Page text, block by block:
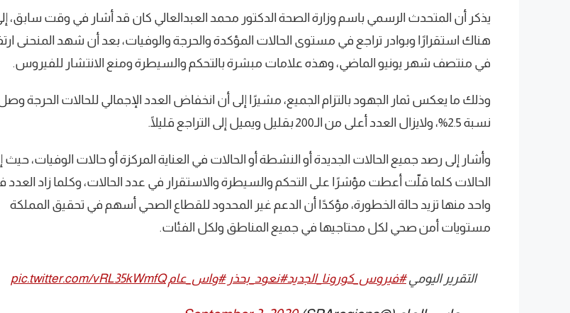
يذكر أن المتحدث الرسمي باسم وزارة الصحة الدكتور محمد العبدالعالي كان قد أشار في وقت سابق،
هناك استقرارًا وبوادر تراجع في مستوى الحالات المؤكدة والحرجة والوفيات، بعد أن شهد المنحنى
في منتصف شهر يونيو الماضي، وهذه علامات مبشرة بالتحكم والسيطرة ومنع الانتشار للفيروس.
وذلك ما يعكس ثمار الجهود بالتزام الجميع، مشيرًا إلى أن انخفاض العدد الإجمالي للحالات الحرجة
نسبة 2.5%، ولايزال العدد أعلى من الـ200 بقليل ويميل إلى التراجع قليلًا.
وأشار إلى رصد جميع الحالات الجديدة أو النشطة أو الحالات في العناية المركزة أو حالات الوفيات،
الحالات كلما قلّت أعطت مؤشرًا على التحكم والسيطرة والاستقرار في عدد الحالات، وكلما زاد العدد
واحد منها تزيد حالة الخطورة، مؤكدًا أن الدعم غير المحدود للقطاع الصحي أسهم في تحقيق المملكة
مستويات أمن صحي لكل محتاجيها في جميع المناطق ولكل الفئات.
التقرير اليومي#فيروس_كورونا_الجديد#نعود_بحذر #واس_عام pic.twitter.com/vRL35kWmfQ